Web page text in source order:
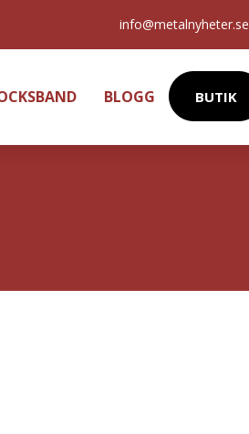
info@metalnyheter.se
BLOGG BUTIK